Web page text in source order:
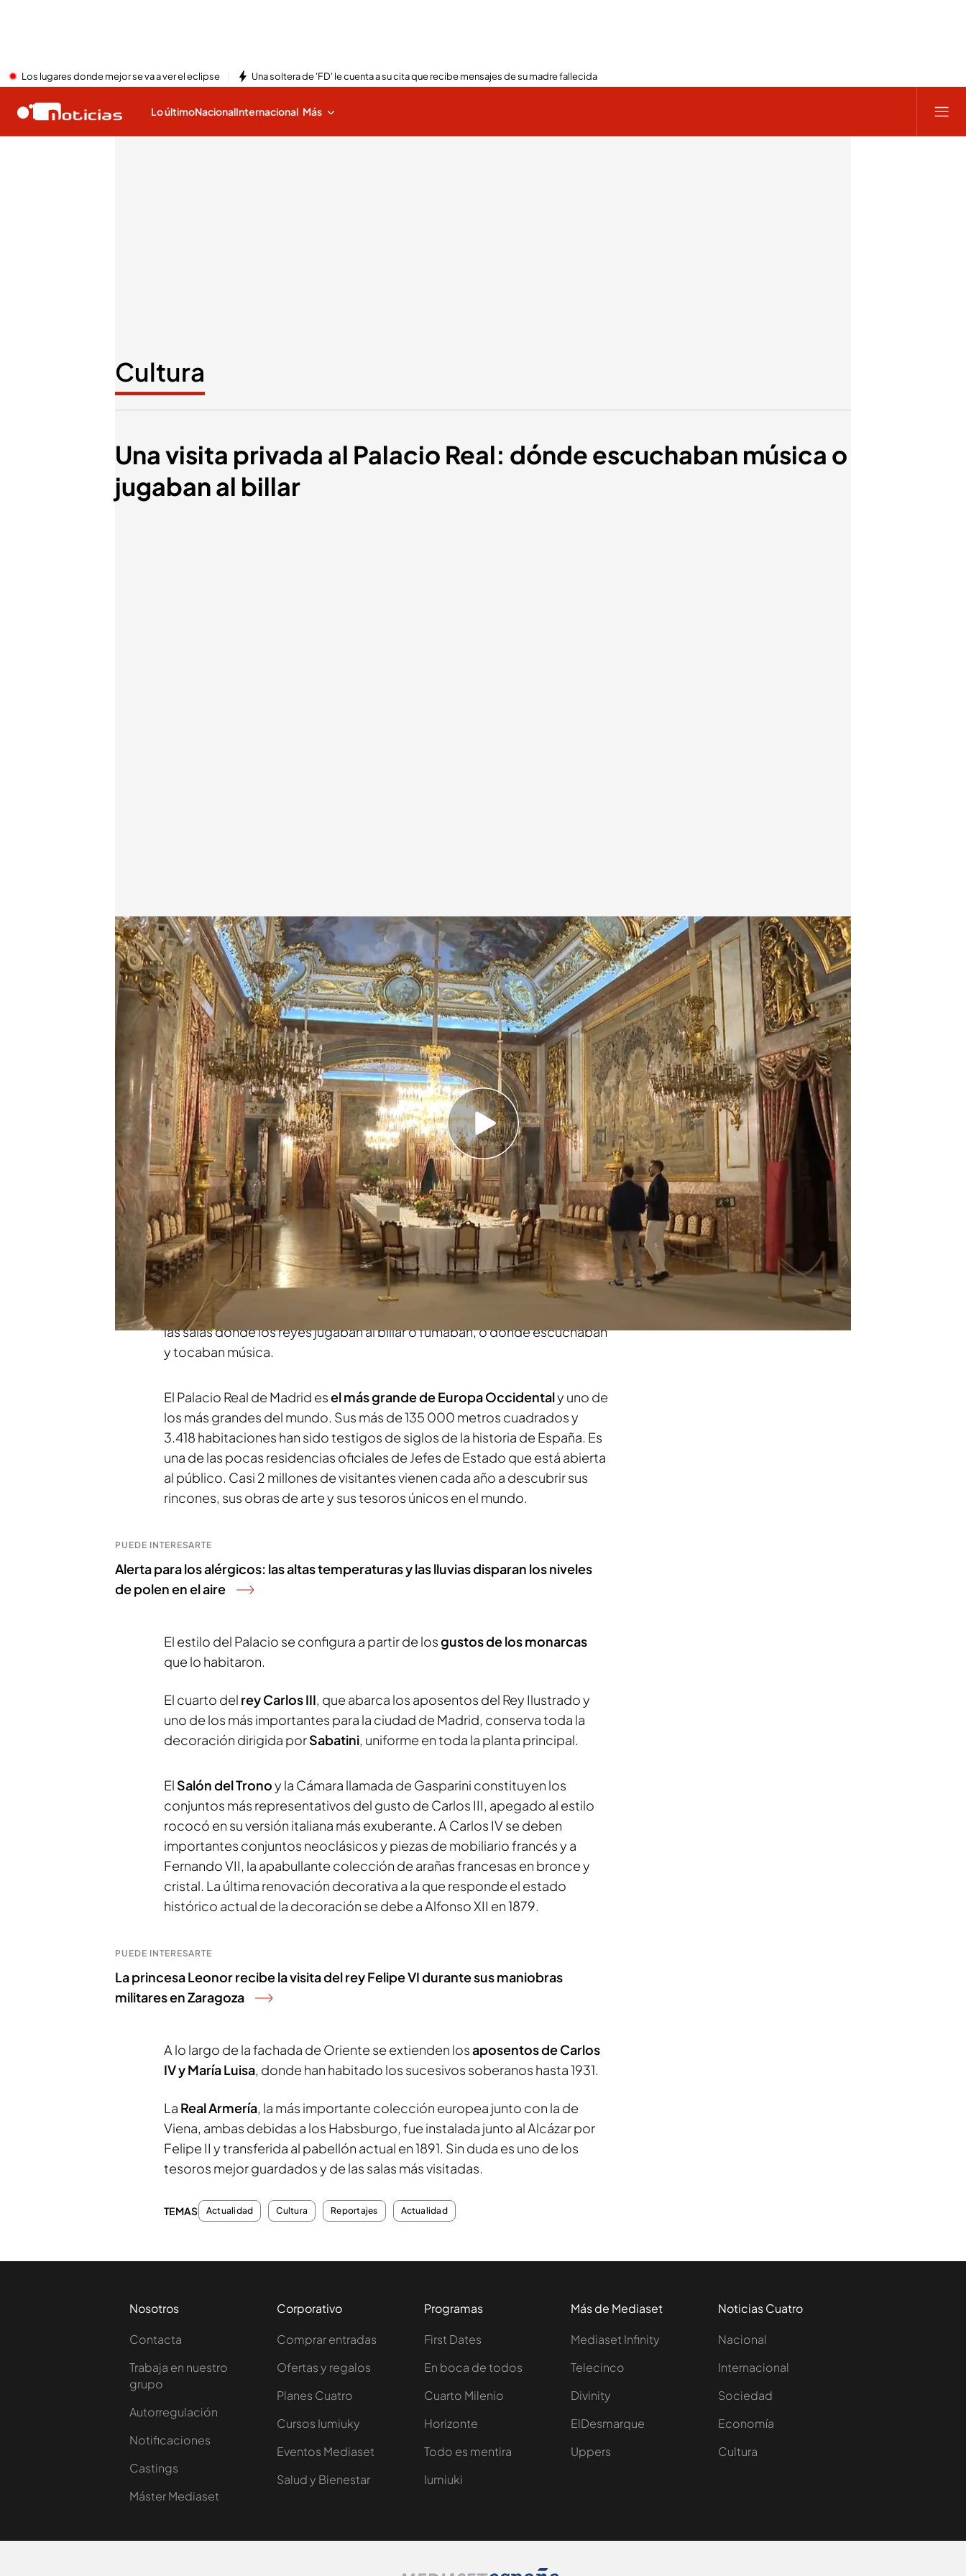
Los lugares donde mejor se va a ver el eclipse Una soltera de 'FD' le cuenta a su cita que recibe mensajes de su madre fallecida
Lo últimoNacionalInternacional Más
Cultura
Una visita privada al Palacio Real: dónde escuchaban música o
jugaban al billar
Mario Mateos nos enseña el Palacio Real
Miguel Manso
25 MAR 2024 - 14:34h.
El conservador del Palacio muestra a Noticias Cuatro las estancias
donde los reyes pasaban gran parte del año
El Palacio Real de Madrid es el más grande de Europa Occidental y uno
de los más grandes del mundo
El estilo del Palacio se configura a partir de los gustos de los monarcas
que lo habitaron
Compartir
EnNoticias Cuatrohemos tenido el privilegio de realizar unavisita privada
al Palacio Real, recorriendo sus estancias de la mano de su conservador,
Mario Mateos. Él nos ha mostrado estancias como el salón del trono y el
de columnas, escenario de acontecimientos históricos. Pero también a
las salas donde los reyes jugaban al billar o fumaban, o donde escuchaban
y tocaban música.
El Palacio Real de Madrid esel más grande de Europa Occidentaly uno de
los más grandes del mundo. Sus más de 135 000 metros cuadrados y
3.418 habitaciones han sido testigos de siglos de la historia de España. Es
una de las pocas residencias oficiales de Jefes de Estado que está abierta
al público. Casi 2 millones de visitantes vienen cada año a descubrir sus
rincones, sus obras de arte y sus tesoros únicos en el mundo.
PUEDE INTERESARTE
Alerta para los alérgicos: las altas temperaturas y las lluvias disparan los niveles
de polen en el aire
El estilo del Palacio se configura a partir de losgustos de los monarcas
que lo habitaron.
El cuarto del rey Carlos III, que abarca los aposentos del Rey Ilustrado y
uno de los más importantes para la ciudad de Madrid, conserva toda la
decoración dirigida porSabatini, uniforme en toda la planta principal.
El Salón del Tronoy la Cámara llamada de Gasparini constituyen los
conjuntos más representativos del gusto de Carlos III, apegado al estilo
rococó en su versión italiana más exuberante. A Carlos IV se deben
importantes conjuntos neoclásicos y piezas de mobiliario francés y a
Fernando VII, la apabullante colección de arañas francesas en bronce y
cristal. La última renovación decorativa a la que responde el estado
histórico actual de la decoración se debe a Alfonso XII en 1879.
PUEDE INTERESARTE
La princesa Leonor recibe la visita del rey Felipe VI durante sus maniobras
militares en Zaragoza
A lo largo de la fachada de Oriente se extienden losaposentos de Carlos
IV y María Luisa, donde han habitado los sucesivos soberanos hasta 1931.
La Real Armería, la más importante colección europea junto con la de
Viena, ambas debidas a los Habsburgo, fue instalada junto al Alcázar por
Felipe II y transferida al pabellón actual en 1891. Sin duda es uno de los
tesoros mejor guardados y de las salas más visitadas.
TEMAS Actualidad Cultura Reportajes Actualidad
Nosotros
Contacta
Trabaja en nuestro
grupo
Autorregulación
Notificaciones
Castings
Máster Mediaset
Corporativo
Comprar entradas
Ofertas y regalos
Planes Cuatro
Cursos Iumiuky
Eventos Mediaset
Salud y Bienestar
Programas
First Dates
En boca de todos
Cuarto Milenio
Horizonte
Todo es mentira
Iumiuki
Más de Mediaset
Mediaset Infinity
Telecinco
Divinity
ElDesmarque
Uppers
Noticias Cuatro
Nacional
Internacional
Sociedad
Economía
Cultura